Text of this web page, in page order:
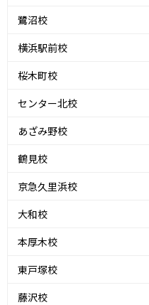
鷺沼校
横浜駅前校
桜木町校
センター北校
あざみ野校
鶴見校
京急久里浜校
大和校
本厚木校
東戸塚校
藤沢校